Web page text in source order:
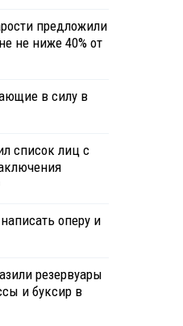
предложили
не ниже 40% от
в силу в
список лиц с
оперу и
резервуары
и буксир в